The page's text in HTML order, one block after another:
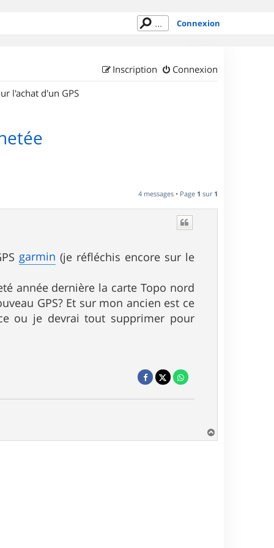
Connexion
Connexion
Inscription
l'achat d'un GPS
4 messages • Page 1 sur 1
garmin (je réfléchis encore sur le
année dernière la carte Topo nord
GPS? Et sur mon ancien est ce
ou je devrai tout supprimer pour
a